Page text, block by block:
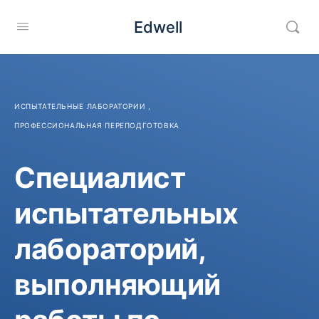
Edwell
ИСПЫТАТЕЛЬНЫЕ ЛАБОРАТОРИИ
ПРОФЕССИОНАЛЬНАЯ ПЕРЕПОДГОТОВКА
Специалист
испытательных
лабораторий,
выполняющий